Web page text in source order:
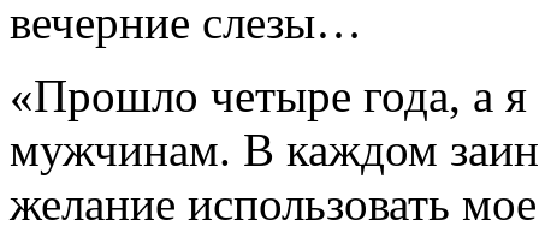
вечерние слезы…
«Прошло четыре года, а
мужчинам. В каждом
желание использовать